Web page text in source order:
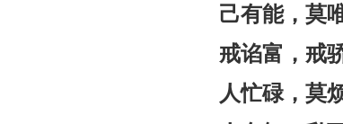
己有能，莫
戒谄富，戒
人忙碌，莫